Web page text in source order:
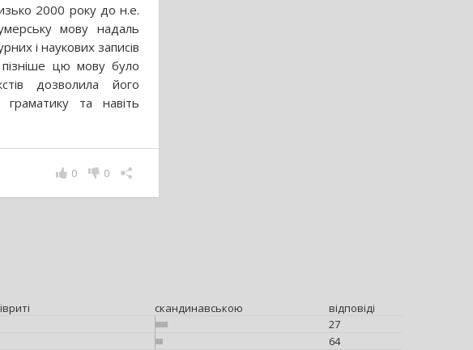
2000 року до н.е.
мову надаль
і наукових записів
цю мову було
дозволила його
граматику та навіть
0
0
скандинавською
відповіді
27
64